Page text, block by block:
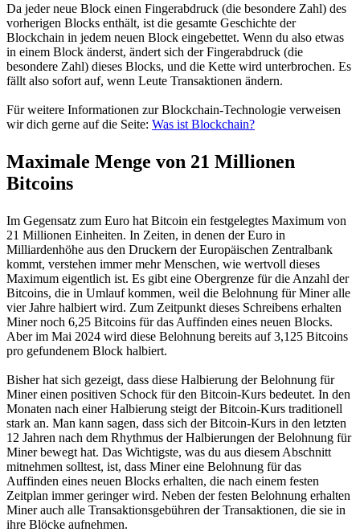
Da jeder neue Block einen Fingerabdruck (die besondere Zahl) des
vorherigen Blocks enthält, ist die gesamte Geschichte der
Blockchain in jedem neuen Block eingebettet. Wenn du also etwas
in einem Block änderst, ändert sich der Fingerabdruck (die
besondere Zahl) dieses Blocks, und die Kette wird unterbrochen. Es
fällt also sofort auf, wenn Leute Transaktionen ändern.
Für weitere Informationen zur Blockchain-Technologie verweisen
wir dich gerne auf die Seite: Was ist Blockchain?
Maximale Menge von 21 Millionen
Bitcoins
Im Gegensatz zum Euro hat Bitcoin ein festgelegtes Maximum von
21 Millionen Einheiten. In Zeiten, in denen der Euro in
Milliardenhöhe aus den Druckern der Europäischen Zentralbank
kommt, verstehen immer mehr Menschen, wie wertvoll dieses
Maximum eigentlich ist. Es gibt eine Obergrenze für die Anzahl der
Bitcoins, die in Umlauf kommen, weil die Belohnung für Miner alle
vier Jahre halbiert wird. Zum Zeitpunkt dieses Schreibens erhalten
Miner noch 6,25 Bitcoins für das Auffinden eines neuen Blocks.
Aber im Mai 2024 wird diese Belohnung bereits auf 3,125 Bitcoins
pro gefundenem Block halbiert.
Bisher hat sich gezeigt, dass diese Halbierung der Belohnung für
Miner einen positiven Schock für den Bitcoin-Kurs bedeutet. In den
Monaten nach einer Halbierung steigt der Bitcoin-Kurs traditionell
stark an. Man kann sagen, dass sich der Bitcoin-Kurs in den letzten
12 Jahren nach dem Rhythmus der Halbierungen der Belohnung für
Miner bewegt hat. Das Wichtigste, was du aus diesem Abschnitt
mitnehmen solltest, ist, dass Miner eine Belohnung für das
Auffinden eines neuen Blocks erhalten, die nach einem festen
Zeitplan immer geringer wird. Neben der festen Belohnung erhalten
Miner auch alle Transaktionsgebühren der Transaktionen, die sie in
ihre Blöcke aufnehmen.